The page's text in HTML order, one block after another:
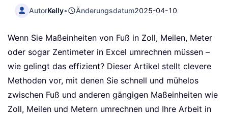
AutorKelly• Änderungsdatum2025-04-10
Wenn Sie Maßeinheiten von Fuß in Zoll, Meilen, Meter
oder sogar Zentimeter in Excel umrechnen müssen –
wie gelingt das effizient? Dieser Artikel stellt clevere
Methoden vor, mit denen Sie schnell und mühelos
zwischen Fuß und anderen gängigen Maßeinheiten wie
Zoll, Meilen und Metern umrechnen und Ihre Arbeit in